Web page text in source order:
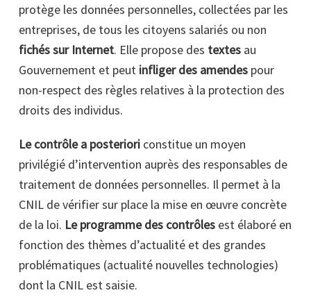
protège les données personnelles, collectées par les
entreprises, de tous les citoyens salariés ou non
fichés sur Internet. Elle propose des textes au
Gouvernement et peut infliger des amendes pour
non-respect des règles relatives à la protection des
droits des individus.
Le contrôle a posteriori constitue un moyen
privilégié d’intervention auprès des responsables de
traitement de données personnelles. Il permet à la
CNIL de vérifier sur place la mise en œuvre concrète
de la loi. Le programme des contrôles est élaboré en
fonction des thèmes d’actualité et des grandes
problématiques (actualité nouvelles technologies)
dont la CNIL est saisie.